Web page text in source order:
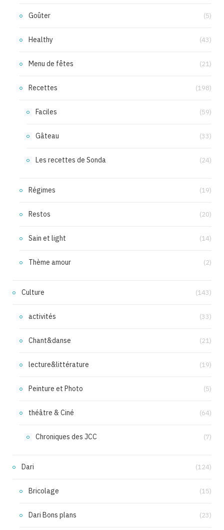
Goûter (5)
Healthy (43)
Menu de fêtes (21)
Recettes (198)
Faciles (59)
Gâteau (33)
Les recettes de Sonda (24)
Régimes (19)
Restos (20)
Sain et light (14)
Thème amour (2)
Culture (143)
activités (33)
Chant&danse (21)
lecture&littérature (19)
Peinture et Photo (5)
théâtre & Ciné (64)
Chroniques des JCC (7)
Dari (124)
Bricolage (15)
Dari Bons plans (23)